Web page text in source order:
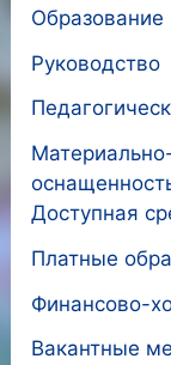
Образование
Руководство
Доступная
Платные
Финансово-
Вакантные